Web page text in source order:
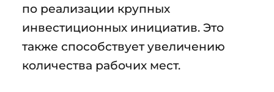
по реализации крупных
инвестиционных инициатив. Это
также способствует увеличению
количества рабочих мест.